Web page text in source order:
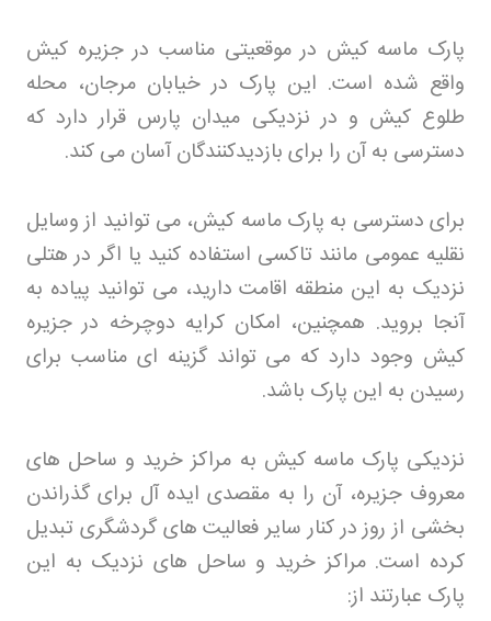
پارک ماسه کیش در موقعیتی مناسب در جزیره کیش
واقع شده است. این پارک در خیابان مرجان، محله
طلوع کیش و در نزدیکی میدان پارس قرار دارد که
دسترسی به آن را برای بازدیدکنندگان آسان می کند.
برای دسترسی به پارک ماسه کیش، می توانید از وسایل
نقلیه عمومی مانند تاکسی استفاده کنید یا اگر در هتلی
نزدیک به این منطقه اقامت دارید، می توانید پیاده به
آنجا بروید. همچنین، امکان کرایه دوچرخه در جزیره
کیش وجود دارد که می تواند گزینه ای مناسب برای
رسیدن به این پارک باشد.
نزدیکی پارک ماسه کیش به مراکز خرید و ساحل های
معروف جزیره، آن را به مقصدی ایده آل برای گذراندن
بخشی از روز در کنار سایر فعالیت های گردشگری تبدیل
کرده است. مراکز خرید و ساحل های نزدیک به این
پارک عبارتند از: